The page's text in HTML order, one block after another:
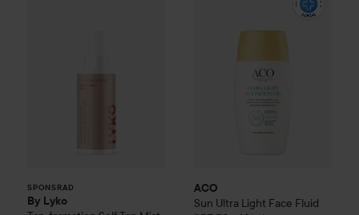
SPONSRAD
By Lyko
ACO
Sun Ultra Light Face Fluid